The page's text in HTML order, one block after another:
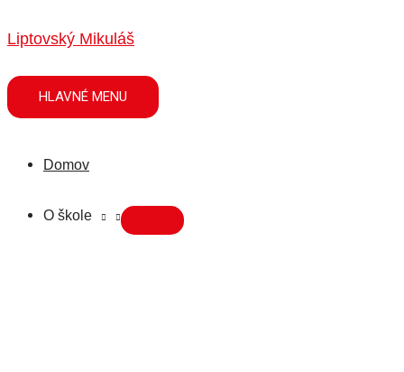
HLAVNÉ MENU
Domov
O škole